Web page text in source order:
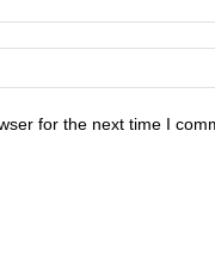
for the next time I